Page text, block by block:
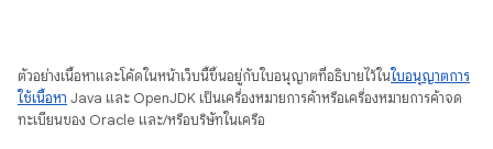
ตัวอย่างเนื้อหาและโค้ดในหน้าเว็บนี้ขึ้นอยู่กับใบอนุญาตที่อธิบายไว้ในใบอนุญาตการ
ใช้เนื้อหา Java และ OpenJDK เป็นเครื่องหมายการค้าหรือเครื่องหมายการค้าจด
ทะเบียนของ Oracle และ/หรือบริษัทในเครือ